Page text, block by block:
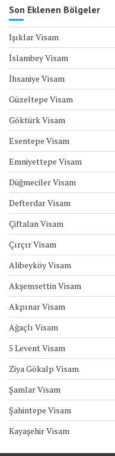
Son Eklenen Bölgeler
Işıklar Visam
İslambey Visam
İhsaniye Visam
Güzeltepe Visam
Göktürk Visam
Esentepe Visam
Emniyettepe Visam
Düğmeciler Visam
Defterdar Visam
Çiftalan Visam
Çırçır Visam
Alibeyköy Visam
Akşemsettin Visam
Akpınar Visam
Ağaçlı Visam
5 Levent Visam
Ziya Gökalp Visam
Şamlar Visam
Şahintepe Visam
Kayaşehir Visam